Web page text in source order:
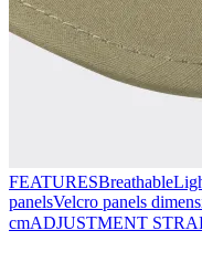
panelsVelcro panels
cmADJUSTMENT